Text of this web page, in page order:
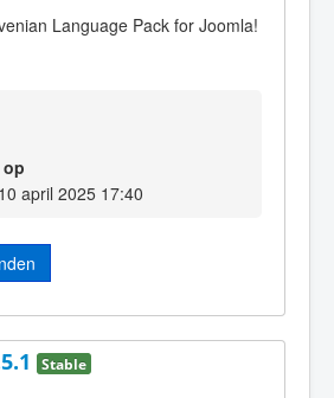
Language Pack for Joomla!
april 2025 17:40
Stable